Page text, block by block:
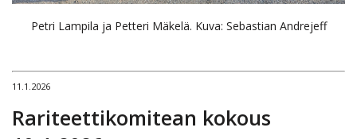
Petri Lampila ja Petteri Mäkelä. Kuva: Sebastian Andrejeff
11.1.2026
Rariteettikomitean kokous